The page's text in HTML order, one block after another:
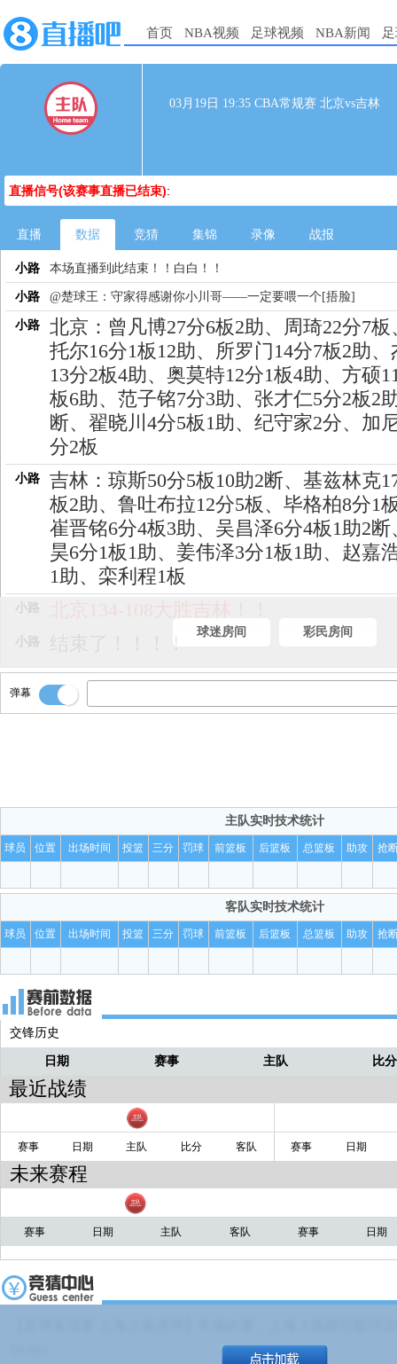
首页 NBA视频 足球视频 NBA新闻
03月19日 19:35 CBA常规赛 北京vs吉林
直播信号(该赛事直播已结束):
直播 数据 竞猜 集锦 录像 战报
小路 本场直播到此结束！！白白！！
小路 @楚球王：守家得感谢你小川哥——一定要喂一个[捂脸]
小路
北京：曾凡博27分6板2助、周琦22分7板
托尔16分1板12助、所罗门14分7板2助、
13分2板4助、奥莫特12分1板4助、方硕
板6助、范子铭7分3助、张才仁5分2板2
断、翟晓川4分5板1助、纪守家2分、加
分2板
小路
吉林：琼斯50分5板10助2断、基兹林克
板2助、鲁吐布拉12分5板、毕格柏8分1
崔晋铭6分4板3助、吴昌泽6分4板1助2断
昊6分1板1助、姜伟泽3分1板1助、赵嘉
1助、栾利程1板
小路
小路 结束了！！！！
小路 最后三分偏出！！
再回给姜伟泽！！
小路 赵嘉浩控球过来！！
小路 13秒！！！！
纪守家突进去上篮！！
小路 给左翼纪守家！！
球迷房间 彩民房间
弹幕
主队实时技术统计
球员 位置 出场时间 投篮 三分 罚球 前篮板 后篮板 总篮板 助攻 抢
客队实时技术统计
球员 位置 出场时间 投篮 三分 罚球 前篮板 后篮板 总篮板 助攻 抢
交锋历史
日期 赛事 主队 比分
最近战绩
赛事 日期 主队 比分 客队 赛事 日期
未来赛程
赛事 日期 主队 客队 赛事 日期